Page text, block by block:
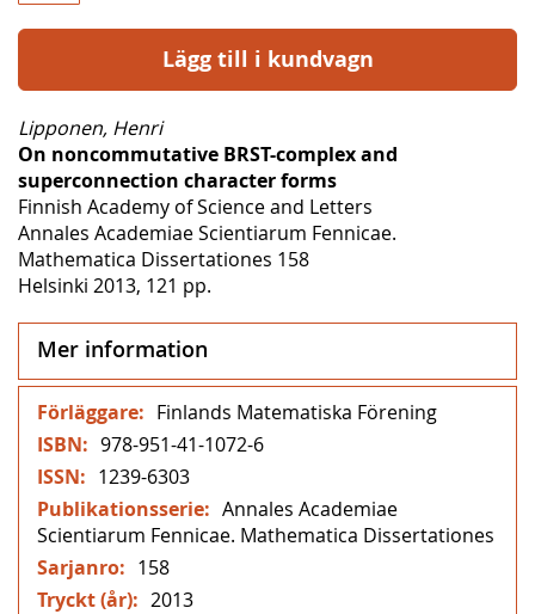
Lägg till i kundvagn
Lipponen, Henri
On noncommutative BRST-complex and
superconnection character forms
Finnish Academy of Science and Letters
Annales Academiae Scientiarum Fennicae.
Mathematica Dissertationes 158
Helsinki 2013, 121 pp.
Mer information
Mer
information
Finlands Matematiska Förening
978-951-41-1072-6
1239-6303
Annales Academiae
Scientiarum Fennicae. Mathematica Dissertationes
158
2013